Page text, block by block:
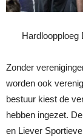
Hardloopploeg
Zonder
worden ook
bestuur kiest de
hebben ingezet.
en Liever